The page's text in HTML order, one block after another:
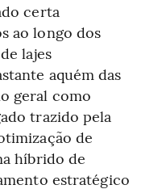
certa
ao longo dos
lajes
aquém das
geral como
trazido pela
de
híbrido de
estratégico